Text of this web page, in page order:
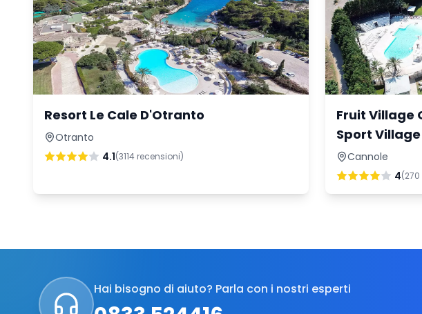
Resort Le Cale D'Otranto
Otranto
4.1(3114 recensioni)
Fruit Village
Sport Village
Cannole
4(270
Hai bisogno di aiuto? Parla con i nostri esperti